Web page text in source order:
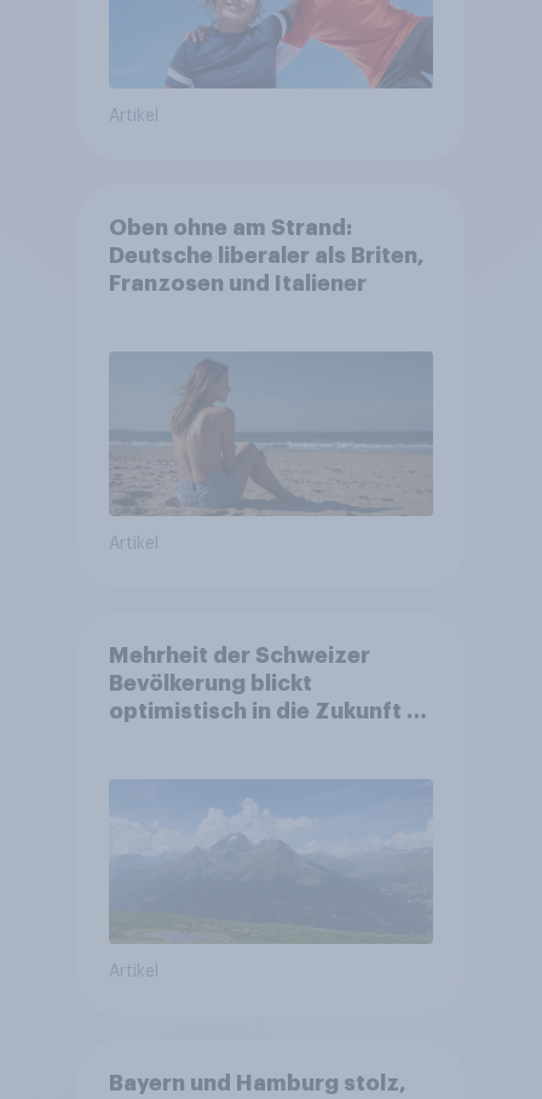
Artikel
Oben ohne am Strand:
Deutsche liberaler als Briten,
Franzosen und Italiener
Artikel
Mehrheit der Schweizer
Bevölkerung blickt
optimistisch in die Zukunft –
Altersvorsorge
Artikel
Bayern und Hamburg stolz,